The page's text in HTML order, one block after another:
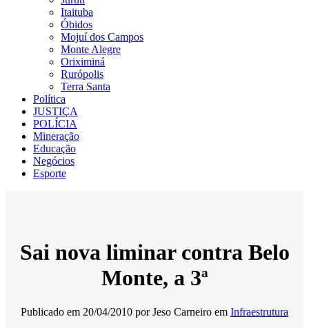
Itaituba
Óbidos
Mojuí dos Campos
Monte Alegre
Oriximiná
Rurópolis
Terra Santa
Política
JUSTIÇA
POLÍCIA
Mineração
Educação
Negócios
Esporte
Sai nova liminar contra Belo
Monte, a 3ª
Publicado em 20/04/2010 porJeso Carneiro em Infraestrutura